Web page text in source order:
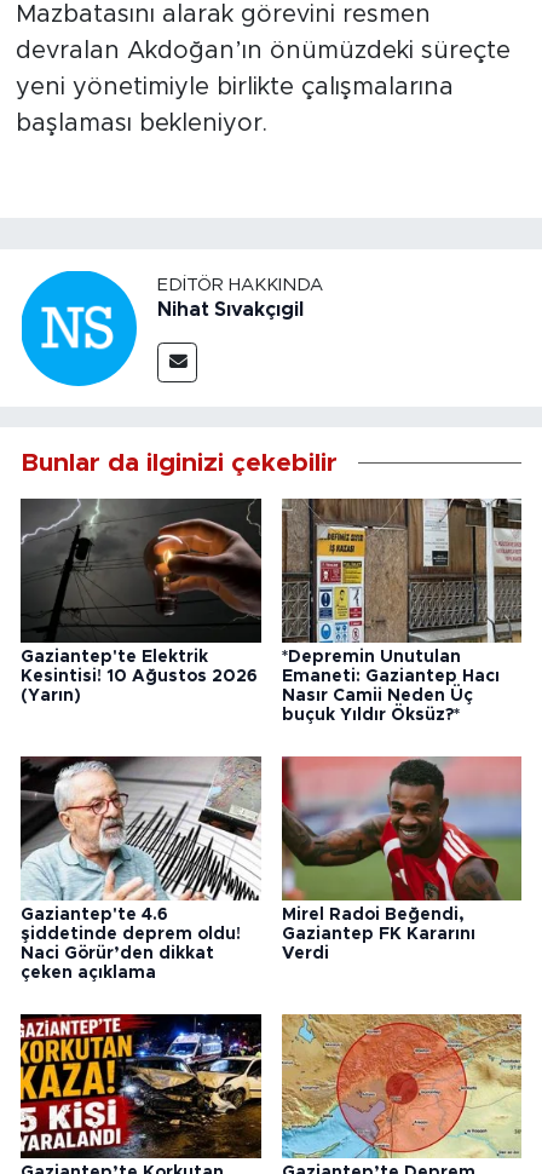
Mazbatasını alarak görevini resmen
devralan Akdoğan’ın önümüzdeki süreçte
yeni yönetimiyle birlikte çalışmalarına
başlaması bekleniyor.
EDITÖR HAKKINDA
Nihat Sıvakçıgil
Bunlar da ilginizi çekebilir
Gaziantep'te Elektrik
Kesintisi! 10 Ağustos 2026
(Yarın)
*Depremin Unutulan
Emaneti: Gaziantep Hacı
Nasır Camii Neden Üç
buçuk Yıldır Öksüz?*
Gaziantep'te 4.6
şiddetinde deprem oldu!
Naci Görür’den dikkat
çeken açıklama
Mirel Radoi Beğendi,
Gaziantep FK Kararını
Verdi